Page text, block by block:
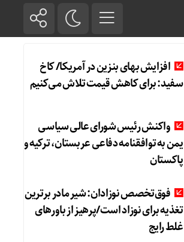
افزایش بهای بنزین در آمریکا/ کاخ
سفید: برای کاهش قیمت تلاش می‌کنیم
واکنش رئیس شورای عالی سیاسی
یمن به توافقنامه دفاعی عربستان، ترکیه و
پاکستان
فوق‌تخصص نوزادان: شیر مادر برترین
تغذیه برای نوزاد است/پرهیز از باورهای
غلط رایج